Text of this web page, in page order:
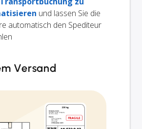
und lassen Sie die
automatisch den Spediteur
Versand